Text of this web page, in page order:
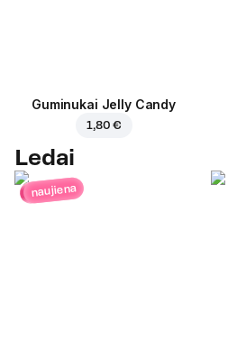
Guminukai Jelly Candy
1,80 €
Ledai
naujiena